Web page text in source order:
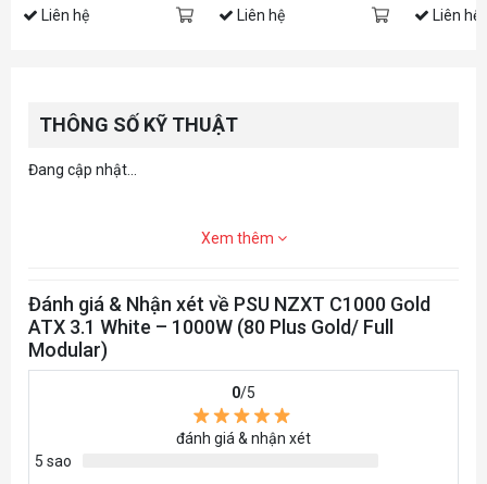
Liên hệ Liên hệ
Liên hệ
THÔNG SỐ KỸ THUẬT
Đang cập nhật...
Xem thêm
Đánh giá & Nhận xét về PSU NZXT C1000 Gold
ATX 3.1 White – 1000W (80 Plus Gold/ Full
Modular)
0/5
đánh giá & nhận xét
5 sao